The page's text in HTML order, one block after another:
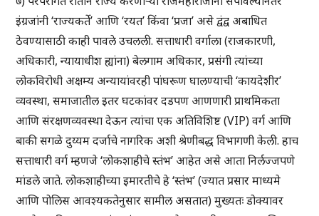
इंग्रजांनी ‘राज्यकर्ते’ आणि ‘रयत’ किंवा ‘प्रजा’ असे द्वंद्व अबाधित
ठेवण्यासाठी काही पावले उचलली. सत्ताधारी वर्गाला (राजकारणी,
अधिकारी, न्यायाधीश ह्यांना) बेलगाम अधिकार, प्रसंगी त्यांच्या
लोकविरोधी अक्षम्य अन्यायांवरही पांघरूण घालण्याची ‘कायदेशीर’
व्यवस्था, समाजातील इतर घटकांवर दडपण आणणारी प्राथमिकता
आणि संरक्षणव्यवस्था देऊन त्यांचा एक अतिविशिष्ट (VIP) वर्ग आणि
बाकी सगळे दुय्यम दर्जाचे नागरिक अशी श्रेणीबद्ध विभागणी केली. हाच
सत्ताधारी वर्ग म्हणजे ‘लोकशाहीचे स्तंभ’ आहेत असे आता निर्लज्जपणे
मांडले जाते. लोकशाहीच्या इमारतीचे हे ‘स्तंभ’ (ज्यात प्रसार माध्यमे
आणि पोलिस आवश्यकतेनुसार सामील असतात) मुख्यतः डोक्यावर